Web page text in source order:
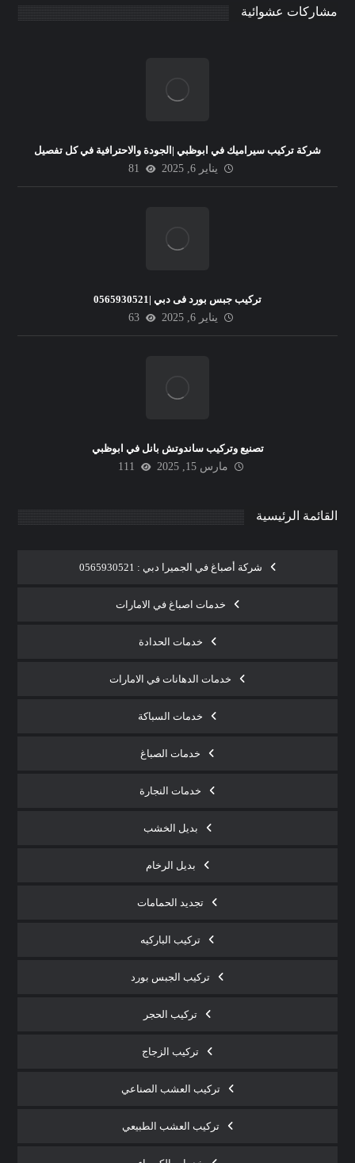
مشاركات عشوائية
شركة تركيب سيراميك في ابوظبي |الجودة والاحترافية في كل تفصيل
يناير 6, 2025
81
تركيب جبس بورد فى دبي |0565930521
يناير 6, 2025
63
تصنيع وتركيب ساندوتش بانل في ابوظبي
مارس 15, 2025
111
القائمة الرئيسية
شركة أصباغ في الجميرا دبي : 0565930521
خدمات اصباغ في الامارات
خدمات الحدادة
خدمات الدهانات في الامارات
خدمات السباكة
خدمات الصباغ
خدمات النجارة
بديل الخشب
بديل الرخام
تجديد الحمامات
تركيب الباركيه
تركيب الجبس بورد
تركيب الحجر
تركيب الزجاج
تركيب العشب الصناعي
تركيب العشب الطبيعي